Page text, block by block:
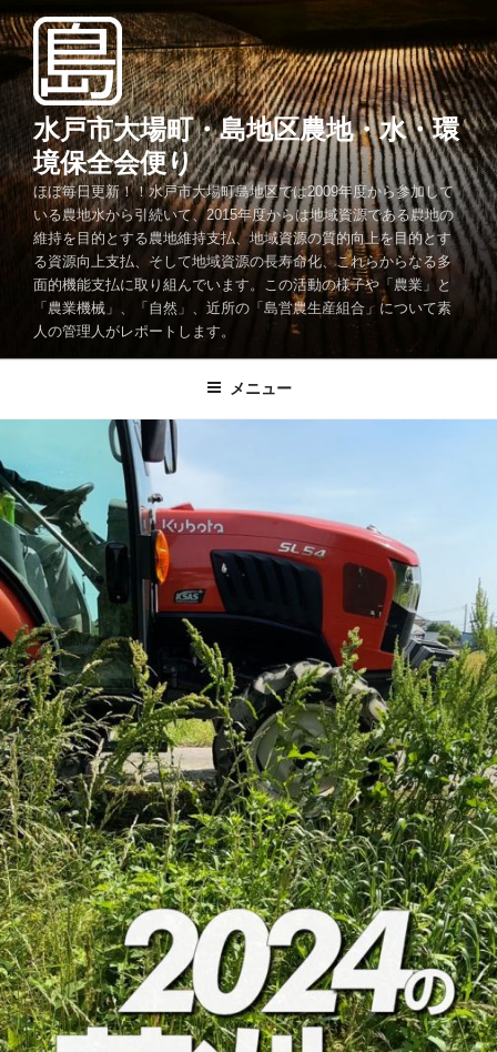
コ
ン
ン
ツ
へ
ス
キ
水戸市大場町・島地区農地・水・環
境保全会便り
ほぼ毎日更新！！水戸市大場町島地区では2009年度から参加して
いる農地水から引続いて、2015年度からは地域資源である農地の
維持を目的とする農地維持支払、地域資源の質的向上を目的とす
る資源向上支払、そして地域資源の長寿命化、これらからなる多
面的機能支払に取り組んでいます。この活動の様子や「農業」と
「農業機械」、「自然」、近所の「島営農生産組合」について素
人の管理人がレポートします。
メニュー